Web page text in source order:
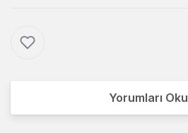
Yorumları Oku